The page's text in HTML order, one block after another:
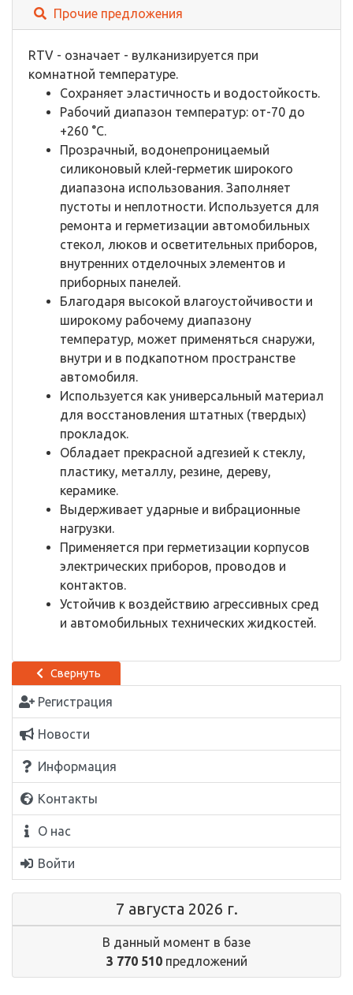
Свернуть
Регистрация
Новости
Информация
Контакты
О нас
Войти
7 августа 2026 г.
В данный момент в базе
3 770 510предложений
Прочие предложения
RTV - означает - вулканизируется при
комнатной температуре.
Сохраняет эластичность и водостойкость.
Рабочий диапазон температур: от-70 до
+260 °С.
Прозрачный, водонепроницаемый
силиконовый клей-герметик широкого
диапазона использования. Заполняет
пустоты и неплотности. Используется для
ремонта и герметизации автомобильных
стекол, люков и осветительных приборов,
внутренних отделочных элементов и
приборных панелей.
Благодаря высокой влагоустойчивости и
широкому рабочему диапазону
температур, может применяться снаружи,
внутри и в подкапотном пространстве
автомобиля.
Используется как универсальный материал
для восстановления штатных (твердых)
прокладок.
Обладает прекрасной адгезией к стеклу,
пластику, металлу, резине, дереву,
керамике.
Выдерживает ударные и вибрационные
нагрузки.
Применяется при герметизации корпусов
электрических приборов, проводов и
контактов.
Устойчив к воздействию агрессивных сред
и автомобильных технических жидкостей.